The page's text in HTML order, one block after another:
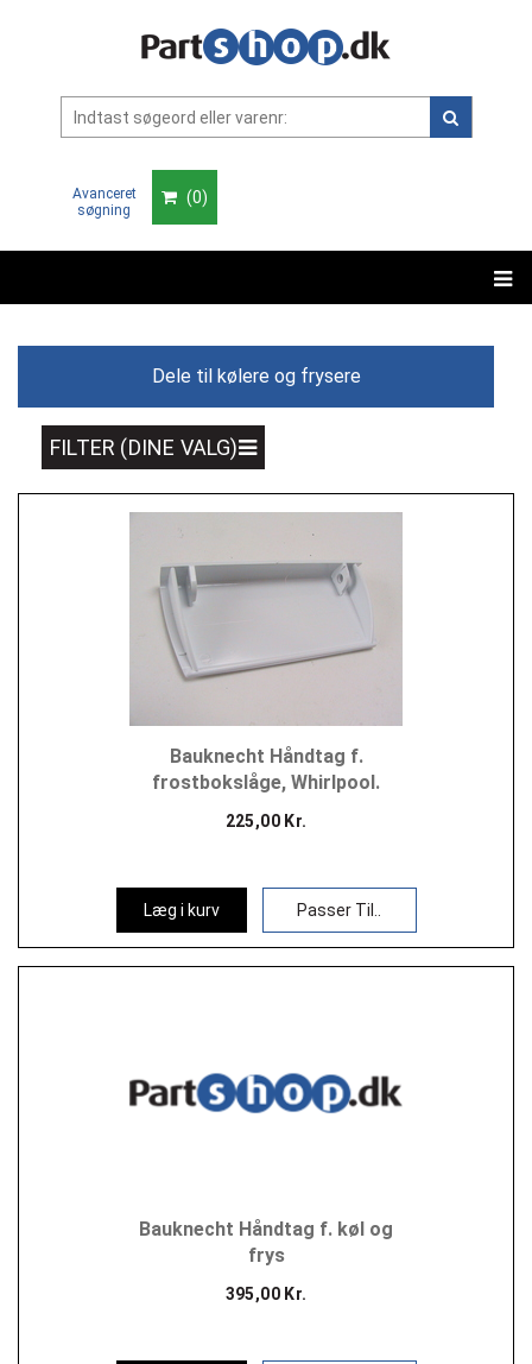
Avanceret
søgning
(0)
Dele til kølere og frysere
FILTER (DINE VALG)
Bauknecht Håndtag f.
frostbokslåge, Whirlpool.
225,00 Kr.
Læg i kurv Passer Til..
Bauknecht Håndtag f. køl og
frys
395,00 Kr.